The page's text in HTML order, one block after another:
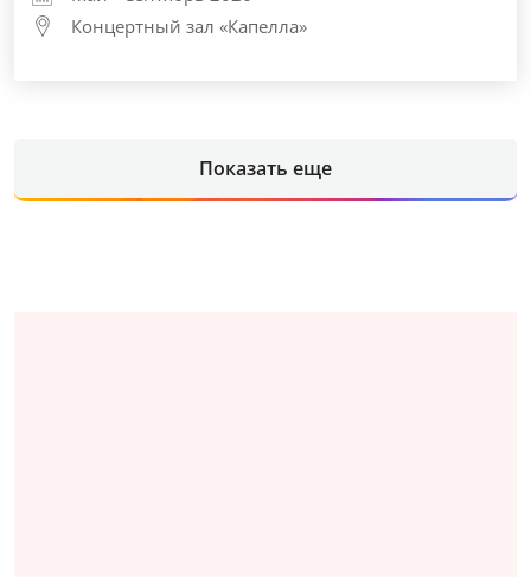
Концертный зал «Капелла»
Показать еще